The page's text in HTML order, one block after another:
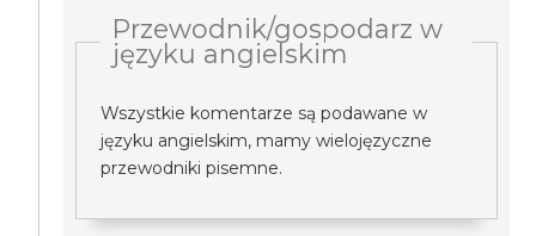
Przewodnik/gospodarz w
języku angielskim
Wszystkie komentarze są podawane w
języku angielskim, mamy wielojęzyczne
przewodniki pisemne.